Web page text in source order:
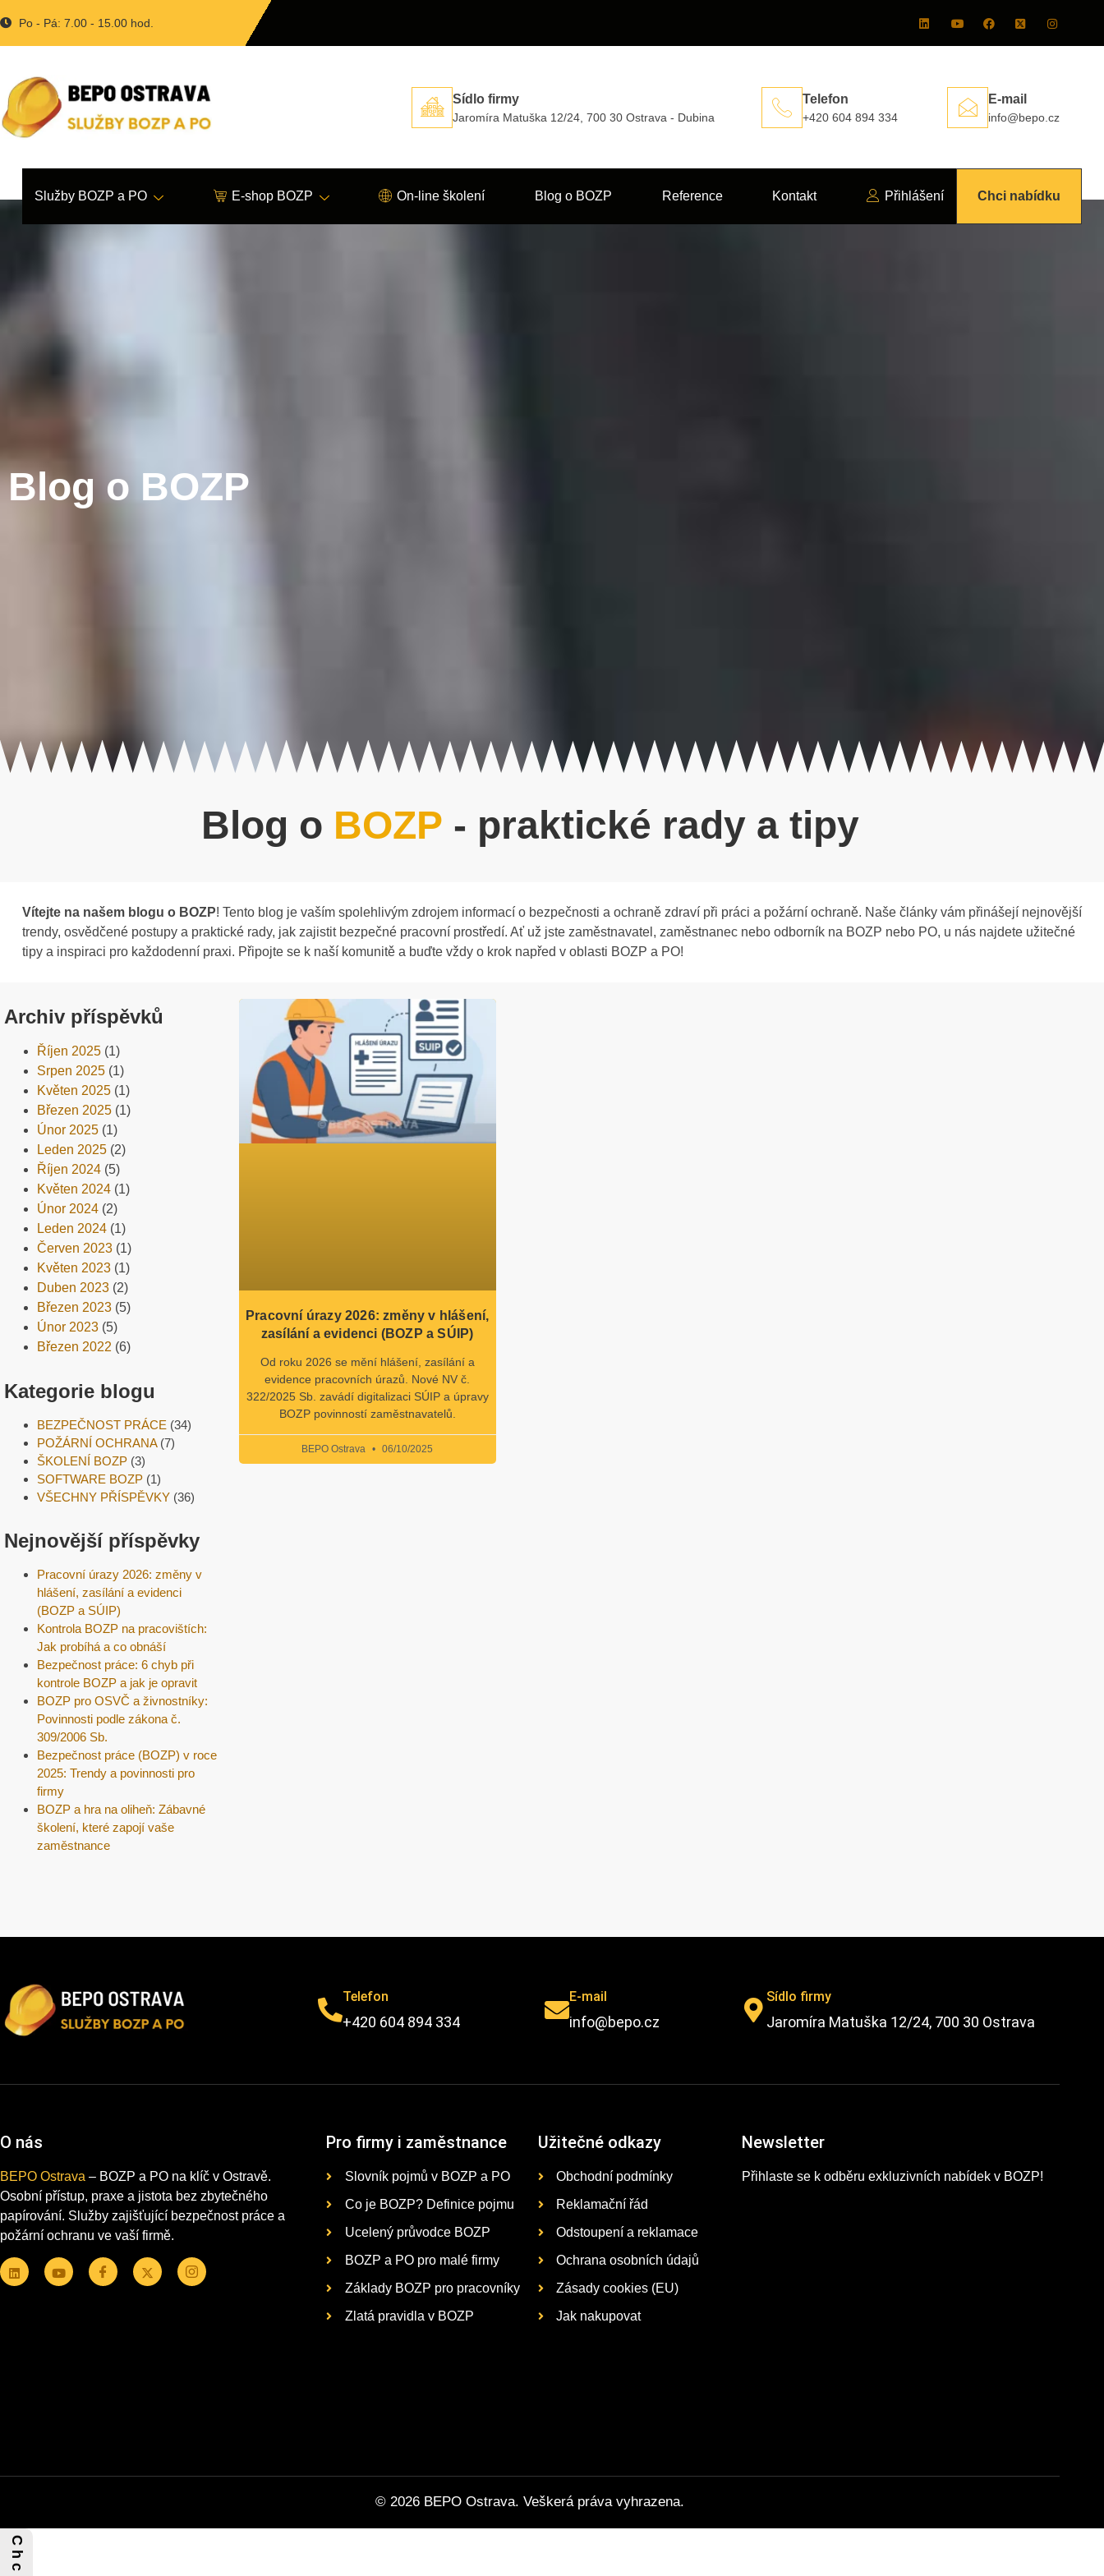
Po - Pá: 7.00 - 15.00 hod.
Sídlo firmy
Jaromíra Matuška 12/24, 700 30 Ostrava - Dubina
Telefon
+420 604 894 334
E-mail
info@bepo.cz
Služby BOZP a PO E-shop BOZP On-line školení Blog o BOZP Reference Kontakt Přihlášení Chci nabídku
Blog o BOZP
Blog o BOZP - praktické rady a tipy
Vítejte na našem blogu o BOZP! Tento blog je vaším spolehlivým zdrojem informací o bezpečnosti a ochraně zdraví při práci a požární ochraně. Naše články vám přinášejí nejnovější
trendy, osvědčené postupy a praktické rady, jak zajistit bezpečné pracovní prostředí. Ať už jste zaměstnavatel, zaměstnanec nebo odborník na BOZP nebo PO, u nás najdete užitečné
tipy a inspiraci pro každodenní praxi. Připojte se k naší komunitě a buďte vždy o krok napřed v oblasti BOZP a PO!
Archiv příspěvků
Říjen 2025 (1)
Srpen 2025 (1)
Květen 2025 (1)
Březen 2025 (1)
Únor 2025 (1)
Leden 2025 (2)
Říjen 2024 (5)
Květen 2024 (1)
Únor 2024 (2)
Leden 2024 (1)
Červen 2023 (1)
Květen 2023 (1)
Duben 2023 (2)
Březen 2023 (5)
Únor 2023 (5)
Březen 2022 (6)
Kategorie blogu
BEZPEČNOST PRÁCE (34)
POŽÁRNÍ OCHRANA(7)
ŠKOLENÍ BOZP (3)
SOFTWARE BOZP (1)
VŠECHNY PŘÍSPĚVKY (36)
Nejnovější příspěvky
Pracovní úrazy 2026: změny v
hlášení, zasílání a evidenci
(BOZP a SÚIP)
Kontrola BOZP na pracovištích:
Jak probíhá a co obnáší
Bezpečnost práce: 6 chyb při
kontrole BOZP a jak je opravit
BOZP pro OSVČ a živnostníky:
Povinnosti podle zákona č.
309/2006 Sb.
Bezpečnost práce (BOZP) v roce
2025: Trendy a povinnosti pro
firmy
BOZP a hra na oliheň: Zábavné
školení, které zapojí vaše
zaměstnance
Pracovní úrazy 2026: změny v hlášení,
zasílání a evidenci (BOZP a SÚIP)
Od roku 2026 se mění hlášení, zasílání a
evidence pracovních úrazů. Nové NV č.
322/2025 Sb. zavádí digitalizaci SÚIP a úpravy
BOZP povinností zaměstnavatelů.
BEPO Ostrava 06/10/2025
Telefon
+420 604 894 334
E-mail
info@bepo.cz
Sídlo firmy
Jaromíra Matuška 12/24, 700 30 Ostrava
O nás
BEPO Ostrava – BOZP a PO na klíč v Ostravě.
Osobní přístup, praxe a jistota bez zbytečného
papírování. Služby zajišťující bezpečnost práce a
požární ochranu ve vaší firmě.
Pro firmy i zaměstnance
Slovník pojmů v BOZP a PO
Co je BOZP? Definice pojmu
Ucelený průvodce BOZP
BOZP a PO pro malé firmy
Základy BOZP pro pracovníky
Zlatá pravidla v BOZP
Užitečné odkazy
Obchodní podmínky
Reklamační řád
Odstoupení a reklamace
Ochrana osobních údajů
Zásady cookies (EU)
Jak nakupovat
Newsletter
Přihlaste se k odběru exkluzivních nabídek v BOZP!
© 2026 BEPO Ostrava. Veškerá práva vyhrazena.